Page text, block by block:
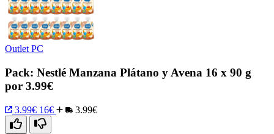
Outlet PC
Pack: Nestlé Manzana Plátano y Avena 16 x 90 g
por 3.99€
3.99€ 16€ 3.99€